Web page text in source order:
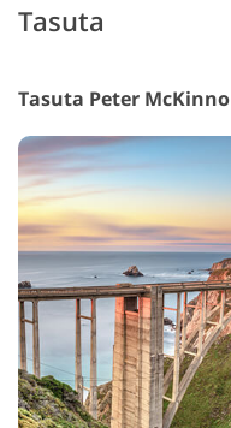
Tasuta
Tasuta Peter